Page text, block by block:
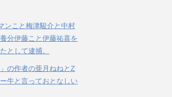
ンこと梅津駿介と中村
分伊藤こと伊藤祐喜を
として逮捕。
の作者の亜月ねねとZ
牛と言っておとなしい